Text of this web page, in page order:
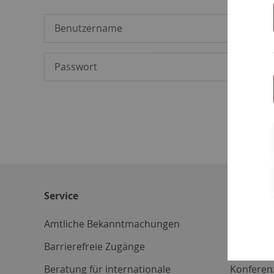
Service
Amtliche Bekanntmachungen
Barrierefreie Zugänge
Beratung für internationale